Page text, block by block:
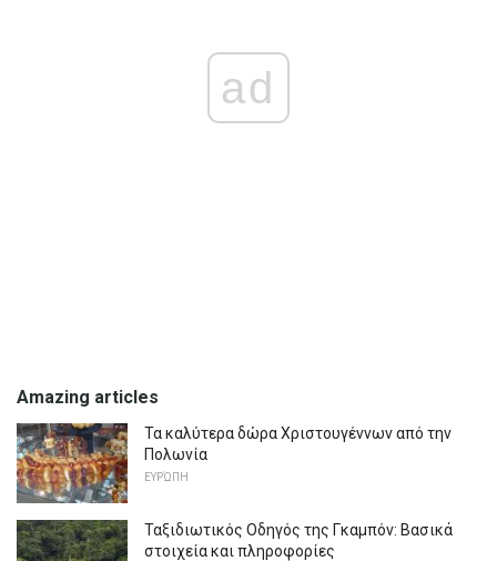
ad
Amazing articles
Τα καλύτερα δώρα Χριστουγέννων από την
Πολωνία
ΕΥΡΏΠΗ
Ταξιδιωτικός Οδηγός της Γκαμπόν: Βασικά
στοιχεία και πληροφορίες